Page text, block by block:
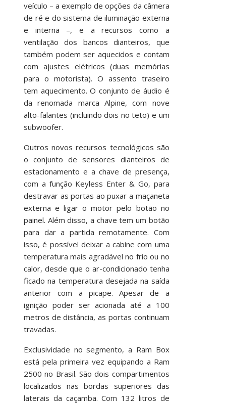
veículo – a exemplo de opções da câmera
de ré e do sistema de iluminação externa
e interna –, e a recursos como a
ventilação dos bancos dianteiros, que
também podem ser aquecidos e contam
com ajustes elétricos (duas memórias
para o motorista). O assento traseiro
tem aquecimento. O conjunto de áudio é
da renomada marca Alpine, com nove
alto-falantes (incluindo dois no teto) e um
subwoofer.
Outros novos recursos tecnológicos são
o conjunto de sensores dianteiros de
estacionamento e a chave de presença,
com a função Keyless Enter & Go, para
destravar as portas ao puxar a maçaneta
externa e ligar o motor pelo botão no
painel. Além disso, a chave tem um botão
para dar a partida remotamente. Com
isso, é possível deixar a cabine com uma
temperatura mais agradável no frio ou no
calor, desde que o ar-condicionado tenha
ficado na temperatura desejada na saída
anterior com a picape. Apesar de a
ignição poder ser acionada até a 100
metros de distância, as portas continuam
travadas.
Exclusividade no segmento, a Ram Box
está pela primeira vez equipando a Ram
2500 no Brasil. São dois compartimentos
localizados nas bordas superiores das
laterais da caçamba. Com 132 litros de